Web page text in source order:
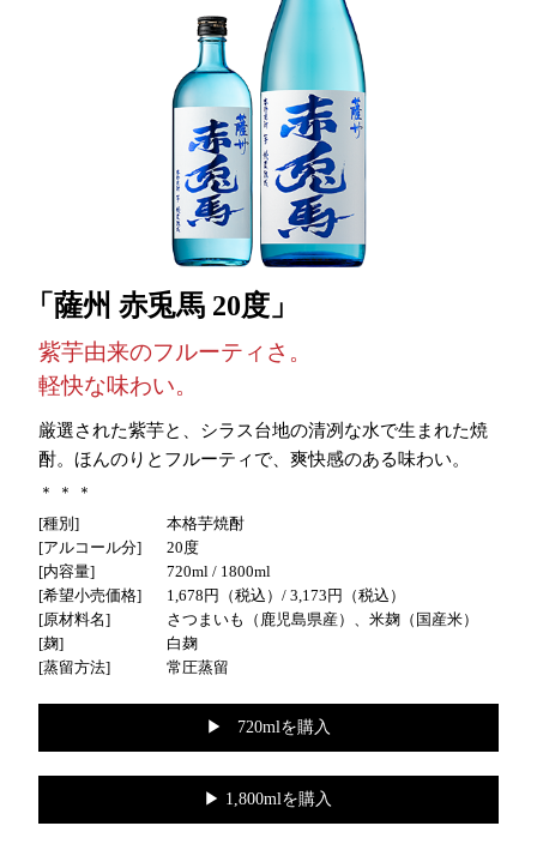
薩州 赤兎馬 20度
紫芋由来のフルーティさ。
軽快な味わい。
厳選された紫芋と、シラス台地の清冽な水で生まれた焼
酎。ほんのりとフルーティで、爽快感のある味わい。
種別
本格芋焼酎
アルコール分
20度
内容量
720ml / 1800ml
希望小売価格
1,678円（税込）/ 3,173円（税込）
原材料名
さつまいも（鹿児島県産）、米麹（国産米）
麹
白麹
蒸留方法
常圧蒸留
▶︎ 720mlを購入
▶︎ 1,800mlを購入